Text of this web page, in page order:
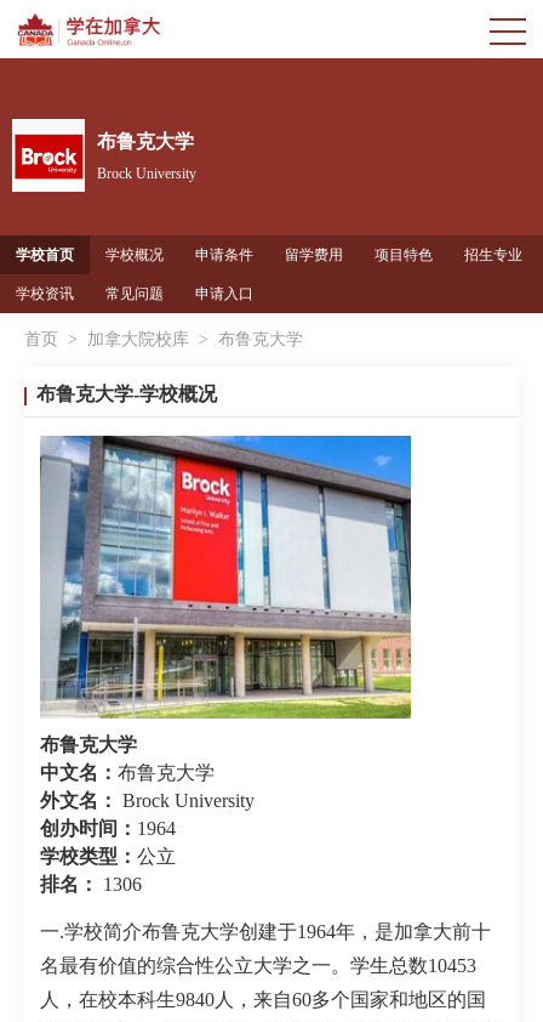
布鲁克大学
Brock University
学校首页 学校概况 申请条件 留学费用 项目特色 招生专业
学校资讯 常见问题 申请入口
首页 > 加拿大院校库 > 布鲁克大学
布鲁克大学-学校概况
布鲁克大学
中文名： 布鲁克大学
外文名： Brock University
创办时间： 1964
学校类型： 公立
排名：
1306
一.学校简介布鲁克大学创建于1964年，是加拿大前十
名最有价值的综合性公立大学之一。学生总数10453
人，在校本科生9840人，来自60多个国家和地区的国